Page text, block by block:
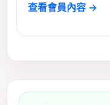
查看會員內容 →